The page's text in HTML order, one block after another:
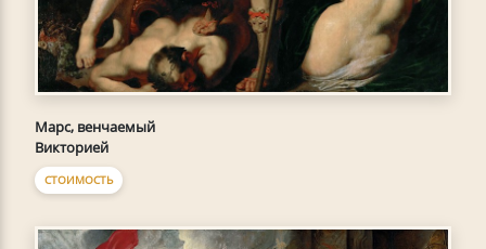
Марс, венчаемый
Викторией
СТОИМОСТЬ